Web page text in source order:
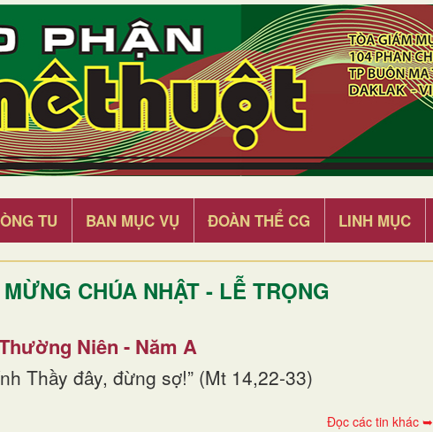
TU BAN MỤC VỤ ĐOÀN THỂ CG LINH MỤC
CHÚA NHẬT - LỄ TRỌNG
Niên - Năm A
Thầy đây, đừng sợ!” (Mt 14,22-33)
Đọc các tin khác ➥